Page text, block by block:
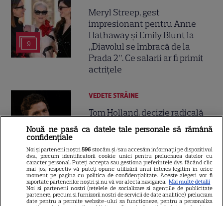
9
Meryl Streep, gest
impresionant pentru Anne
Hathaway și Emily Blunt la
„Diavolul se îmbracă de la
Prada 2”. Ce salarii ar fi primit
actrițele
VEDETE STRĂINE
Tom Holland, decizie radicală
pentru noul său film! Ce
promisiune a făcut actorul
după momentele virale în care
a făcut senzație prin dans
SKYSHOWTIME
Scarlett Johansson și Kristin
Nouă ne pasă ca datele tale personale să rămână
confidențiale
Noi și partenerii noștri596 stocăm și/sau accesăm informații pe dispozitivul
dvs., precum identificatorii cookie unici pentru prelucrarea datelor cu
caracter personal. Puteți accepta sau gestiona preferințele dvs. făcând clic
mai jos, respectiv vă puteți opune utilizării unui interes legitim în orice
moment pe pagina cu politica de confidențialitate. Aceste alegeri vor fi
raportate partenerilor noștri și nu vă vor afecta navigarea. Mai multe detalii
Noi si partenerii nostri (retelele de socializare si agentiile de publicitate
partenere, precum si furnizorii nostri de servicii de date analitice) prelucram
date pentru a permite website-ului sa functioneze, pentru a personaliza